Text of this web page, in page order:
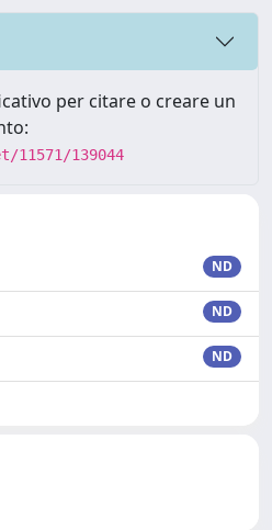
per citare o creare un
139044
ND
ND
ND